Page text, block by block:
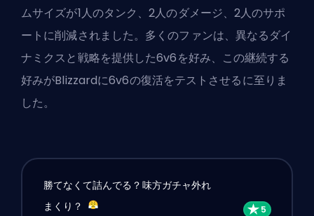
ムサイズが1人のタンク、2人のダメージ、2人のサポ
ートに削減されました。多くのファンは、異なるダイ
ナミクスと戦略を提供した6v6を好み、この継続する
好みがBlizzardに6v6の復活をテストさせるに至りま
した。
勝てなくて詰んでる？味方ガチャ外れ
まくり？